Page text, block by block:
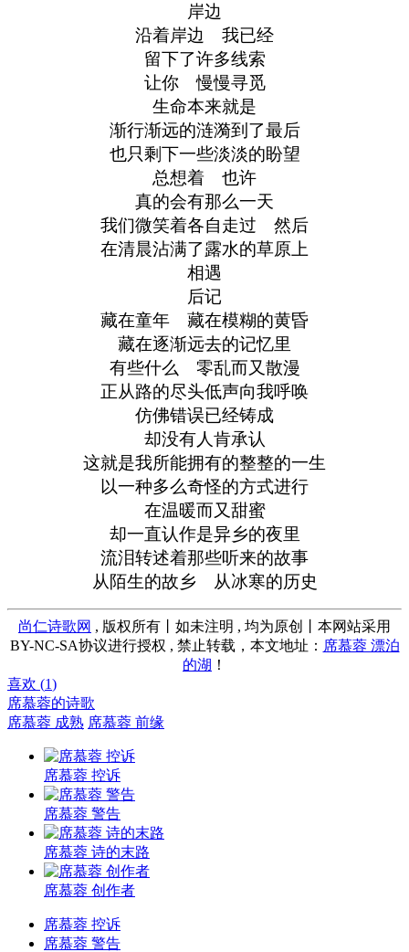
岸边
沿着岸边 我已经
留下了许多线索
让你 慢慢寻觅
生命本来就是
渐行渐远的涟漪到了最后
也只剩下一些淡淡的盼望
总想着 也许
真的会有那么一天
我们微笑着各自走过 然后
在清晨沾满了露水的草原上
相遇
后记
藏在童年 藏在模糊的黄昏
藏在逐渐远去的记忆里
有些什么 零乱而又散漫
正从路的尽头低声向我呼唤
仿佛错误已经铸成
却没有人肯承认
这就是我所能拥有的整整的一生
以一种多么奇怪的方式进行
在温暖而又甜蜜
却一直认作是异乡的夜里
流泪转述着那些听来的故事
从陌生的故乡 从冰寒的历史
尚仁诗歌网 , 版权所有丨如未注明 , 均为原创丨本网站采用
BY-NC-SA协议进行授权 , 禁止转载，本文地址： 席慕蓉 漂泊
的湖 ！
喜欢 (1)
席慕蓉的诗歌
席慕蓉 成熟 席慕蓉 前缘
席慕蓉 控诉
席慕蓉 警告
席慕蓉 诗的末路
席慕蓉 创作者
席慕蓉 控诉
席慕蓉 警告